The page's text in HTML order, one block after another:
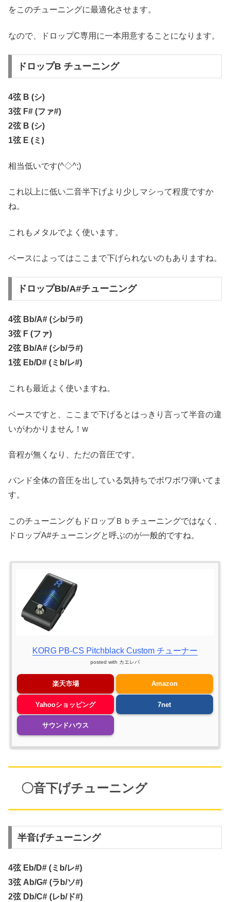
をこのチューニングに最適化させます。
なので、ドロップC専用に一本用意することになります。
ドロップB チューニング
4弦 B (シ)
3弦 F# (ファ#)
2弦 B (シ)
1弦 E (ミ)
相当低いです(^◇^;)
これ以上に低い二音半下げより少しマシって程度ですか
ね。
これもメタルでよく使います。
ベースによってはここまで下げられないのもありますね。
ドロップBb/A#チューニング
4弦 Bb/A# (シb/ラ#)
3弦 F (ファ)
2弦 Bb/A# (シb/ラ#)
1弦 Eb/D# (ミb/レ#)
これも最近よく使いますね。
ベースですと、ここまで下げるとはっきり言って半音の違
いがわかりません！w
音程が無くなり、ただの音圧です。
バンド全体の音圧を出している気持ちでボワボワ弾いてま
す。
このチューニングもドロップＢｂチューニングではなく、
ドロップA#チューニングと呼ぶのが一般的ですね。
KORG PB-CS Pitchblack Custom チューナー
posted with カエレバ
楽天市場 Amazon
Yahooショッピング 7net
サウンドハウス
〇音下げチューニング
半音げチューニング
4弦 Eb/D# (ミb/レ#)
3弦 Ab/G# (ラb/ソ#)
2弦 Db/C# (レb/ド#)